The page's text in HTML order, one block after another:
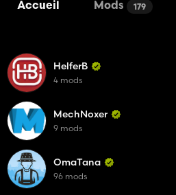
Accueil Mods 179
HelferB
4 mods
MechNoxer
9 mods
OmaTana
96 mods